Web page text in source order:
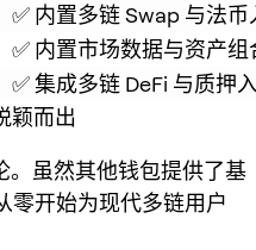
✅ 内置多链 Swap 与法币
✅ 内置市场数据与资产组
✅ 集成多链 DeFi 与质押
颖而出
。虽然其他钱包提供了基
零开始为现代多链用户